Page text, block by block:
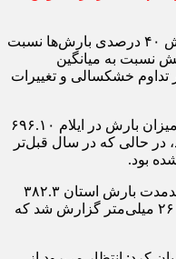
مدیرکل هواشناسی استان ایلام از کاهش ۴۰ درصدی بارش‌ها نسبت
نسبت به میانگین
بیانگر تداوم خشکسالی و تغییرات
افزود: در سال گذشته میزان بارش در ایلام ۶۹۶.۱۰
میلی‌متر بود، در حالی که در سال قبل‌تر
وی تصریح کرد: در حالی که میانگین بلندمدت بارش استان ۳۸۲.۳
میلی‌متر است، بارش سال گذشته تنها ۲۶ میلی‌متر گزارش شد که